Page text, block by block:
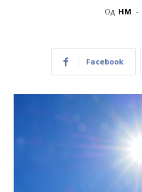
Од НМ -
Facebook